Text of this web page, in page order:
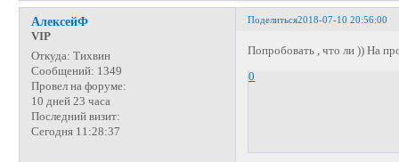
Поделиться2018-07-10 20:56:00
АлексейФ
VIP
Откуда: Тихвин
Сообщений: 1349
Провел на форуме:
10 дней 23 часа
Последний визит:
Сегодня 11:28:37
Попробовать , что ли )) На
0